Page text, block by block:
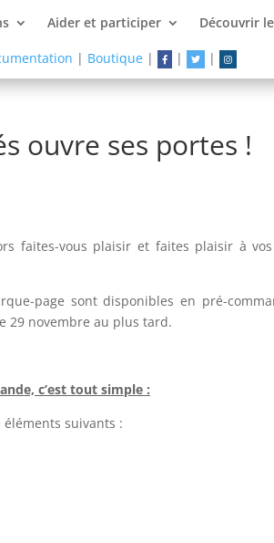
Aider et participer Découvrir
| Boutique| | |
ouvre ses portes !
faites-vous plaisir et faites plaisir à
page sont disponibles en pré-
29 novembre au plus tard.
c’est tout simple :
éléments suivants :